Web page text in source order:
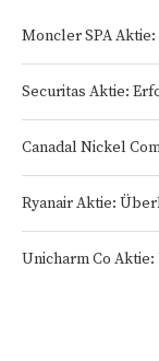
Moncler SPA
Securitas Aktie:
Canadal Nickel
Ryanair Aktie:
Unicharm Co